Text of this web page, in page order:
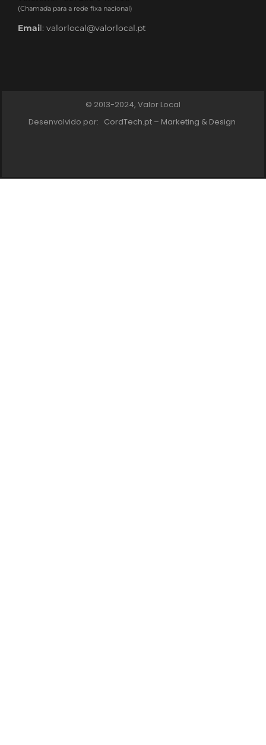
(Chamada para a rede fixa nacional)
Email: valorlocal@valorlocal.pt
© 2013-2024, Valor Local
Desenvolvido por: CordTech.pt – Marketing & Design